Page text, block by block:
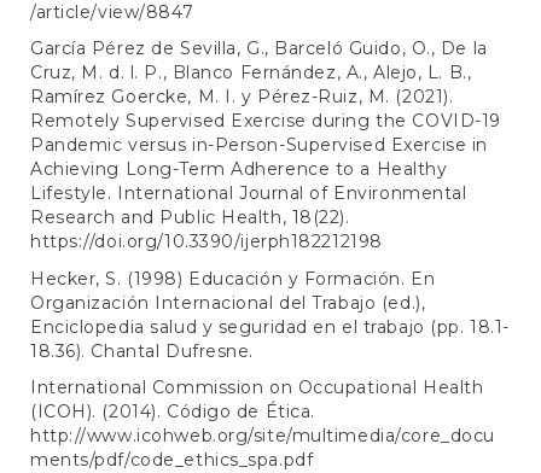
/article/view/8847
García Pérez de Sevilla, G., Barceló Guido, O., De la
Cruz, M. d. l. P., Blanco Fernández, A., Alejo, L. B.,
Ramírez Goercke, M. I. y Pérez-Ruiz, M. (2021).
Remotely Supervised Exercise during the COVID-19
Pandemic versus in-Person-Supervised Exercise in
Achieving Long-Term Adherence to a Healthy
Lifestyle. International Journal of Environmental
Research and Public Health, 18(22).
https://doi.org/10.3390/ijerph182212198
Hecker, S. (1998) Educación y Formación. En
Organización Internacional del Trabajo (ed.),
Enciclopedia salud y seguridad en el trabajo (pp. 18.1-
18.36). Chantal Dufresne.
International Commission on Occupational Health
(ICOH). (2014). Código de Ética.
http://www.icohweb.org/site/multimedia/core_docu
ments/pdf/code_ethics_spa.pdf